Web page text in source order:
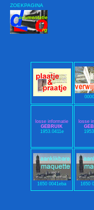
ZOEKPAGINA
losse informatie
GEBRUIK
1953.0411e
losse
1650 0041eba 1650